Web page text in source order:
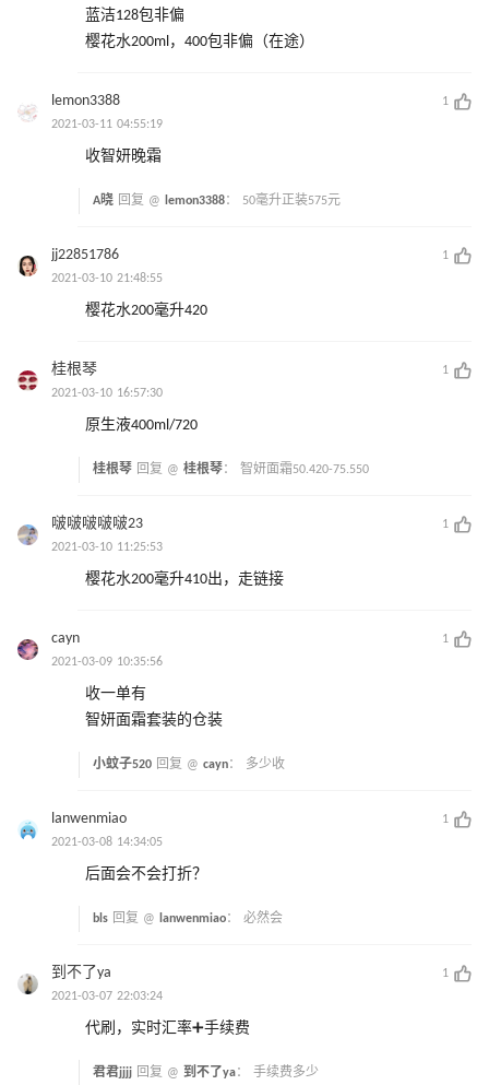
蓝洁128包非偏
樱花水200ml，400包非偏（在途）
lemon3388
1
2021-03-11 04:55:19
收智妍晚霜
A晓 回复 @ lemon3388： 50毫升正装575元
jj22851786
1
2021-03-10 21:48:55
樱花水200毫升420
桂根琴
1
2021-03-10 16:57:30
原生液400ml/720
桂根琴 回复 @ 桂根琴： 智妍面霜50.420-75.550
啵啵啵啵啵23
1
2021-03-10 11:25:53
樱花水200毫升410出，走链接
cayn
1
2021-03-09 10:35:56
收一单有
智妍面霜套装的仓装
小蚊子520 回复 @ cayn： 多少收
lanwenmiao
1
2021-03-08 14:34:05
后面会不会打折？
bls 回复 @ lanwenmiao： 必然会
到不了ya
1
2021-03-07 22:03:24
代刷，实时汇率➕手续费
君君jjjj 回复 @ 到不了ya： 手续费多少